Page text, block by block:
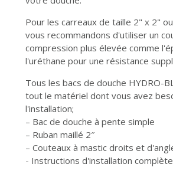
Pour les carreaux de taille 2" x 2"
vous recommandons d'utiliser un
compression plus élevée comme
l'uréthane pour une résistance
Tous les bacs de douche HYDRO-
tout le matériel dont vous avez
l'installation;
– Bac de douche à pente simple
– Ruban maillé 2″
– Couteaux à mastic droits et
- Instructions d'installation